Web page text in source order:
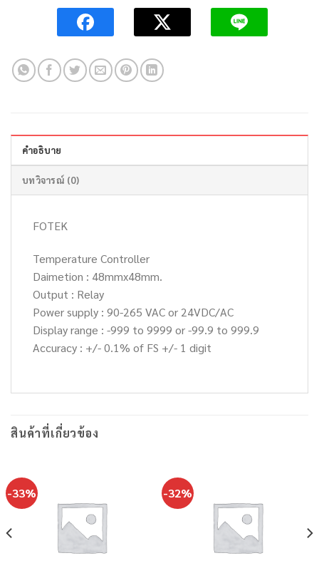
คำอธิบาย
บทวิจารณ์ (0)
FOTEK
Temperature Controller
Daimetion : 48mmx48mm.
Output : Relay
Power supply : 90-265 VAC or 24VDC/AC
Display range : -999 to 9999 or -99.9 to 999.9
Accuracy : +/- 0.1% of FS +/- 1 digit
สินค้าที่เกี่ยวข้อง
-33% -32%